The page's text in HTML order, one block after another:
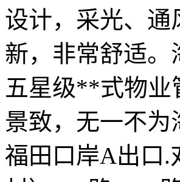
设计，采光、
新，非常舒适
五星级**式物业
景致，无一不
福田口岸A出口.